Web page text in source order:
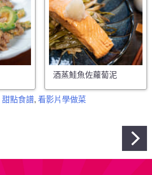
酒蒸鮭魚佐蘿蔔泥
甜點食譜, 看影片學做菜